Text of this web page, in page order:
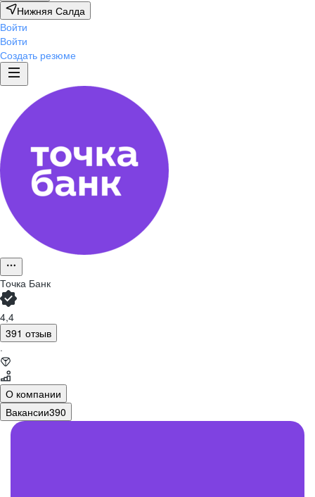
Нижняя Салда
Войти
Войти
Создать резюме
Точка Банк
4,4
391 отзыв
·
О компании
Вакансии390